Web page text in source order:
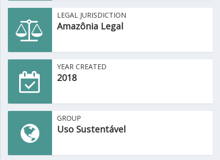
LEGAL JURISDICTION
Amazônia Legal
YEAR CREATED
2018
GROUP
Uso Sustentável